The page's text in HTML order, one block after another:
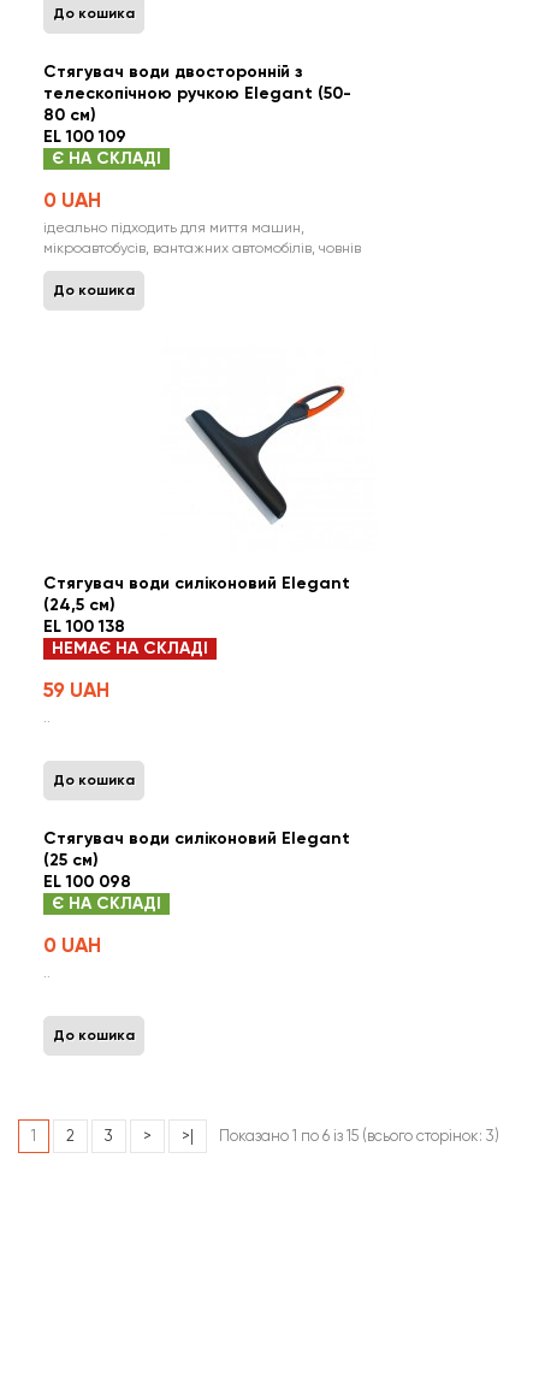
До кошика
Стягувач води двосторонній з
телескопічною ручкою Elegant (50-
80 см)
EL 100 109
Є НА СКЛАДІ
0 UAH
ідеально підходить для миття машин,
мікроавтобусів, вантажних автомобілів, човнів
та автобусів ..
До кошика
Стягувач води силіконовий Elegant
(24,5 см)
EL 100 138
НЕМАЄ НА СКЛАДІ
59 UAH
..
До кошика
Стягувач води силіконовий Elegant
(25 см)
EL 100 098
Є НА СКЛАДІ
0 UAH
..
До кошика
1 2 3 > >| Показано 1 по 6 із 15 (всього сторінок: 3)